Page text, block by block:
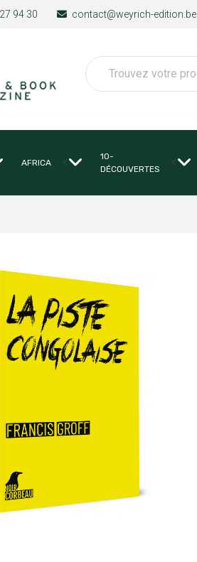
94 30 contact@weyrich-edition.be
Rechercher
AFRICA <
10-
DÉCOUVERTES
<